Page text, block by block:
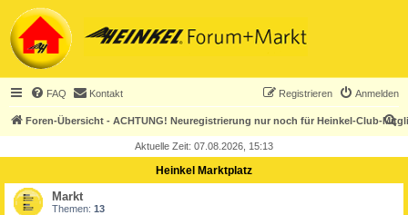
FAQ Kontakt Anmelden
Registrieren
Foren-Übersicht - ACHTUNG! Neuregistrierung nur noch für Heinkel-Club-
S
h
Aktuelle Zeit: 07.08.2026, 15:13
Heinkel Marktplatz
Markt
Themen: 13